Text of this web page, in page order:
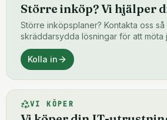
Större inköp? Vi hjälper
Större inköpsplaner? Kontakta oss
skräddarsydda lösningar för att möta
Kolla in
VI KÖPER